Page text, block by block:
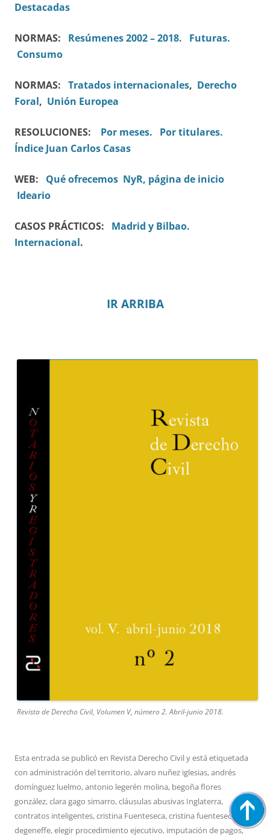
Destacadas
NORMAS: Resúmenes 2002 – 2018.
Futuras.
Consumo
NORMAS: Tratados internacionales, Derecho
Foral, Unión Europea
RESOLUCIONES: Por meses.
Por titulares.
Índice Juan Carlos Casas
WEB: Qué ofrecemos NyR, página de inicio
Ideario
CASOS PRÁCTICOS: Madrid y Bilbao.
Internacional.
IR ARRIBA
Revista de Derecho Civil, Volumen V, número 2. Abril-junio 2018.
Esta entrada se publicó en Revista Derecho Civily está etiquetada
con administración del territorio,alvaro nuñez iglesias,andrés
domínguez luelmo,antonio legerén molina, begoña flores
gonzález,clara gago simarro,cláusulas abusivas Inglaterra,
contratos inteligentes,cristina Fuenteseca,cristina fuenteseca
degeneffe,elegir procedimiento ejecutivo, imputación de pagos,